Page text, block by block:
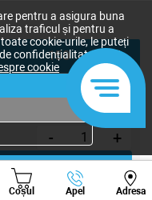
150
- +
Coșul Apel Adresa
Viber Whatsapp
pentru a asigura buna
traficul și pentru a
cookie-urile, le puteți
confidențialitate după
cookie